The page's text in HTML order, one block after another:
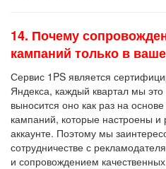
14. Почему
кампаний только в
Сервис 1PS является
Яндекса, каждый квартал мы
выносится оно как раз на
кампаний, которые настроены
аккаунте. Поэтому мы
сотрудничестве с
и сопровождением